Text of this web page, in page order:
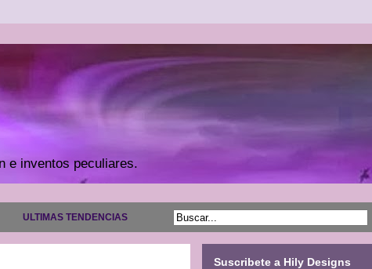
e inventos peculiares.
ULTIMAS TENDENCIAS
Suscribete a Hily Designs